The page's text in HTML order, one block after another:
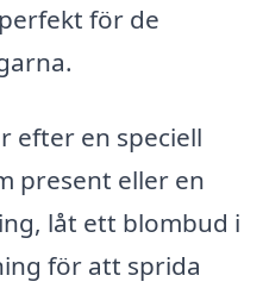
för de
efter en speciell
present eller en
låt ett blombud i
för att sprida